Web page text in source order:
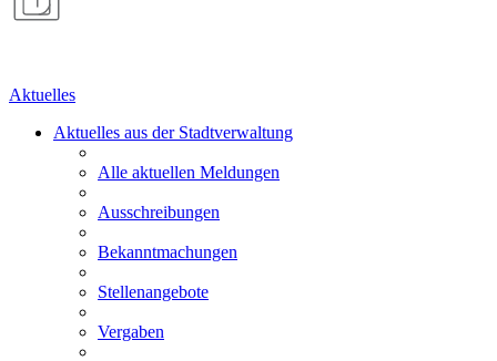
Aktuelles
Aktuelles aus der Stadtverwaltung
Alle aktuellen Meldungen
Ausschreibungen
Bekanntmachungen
Stellenangebote
Vergaben